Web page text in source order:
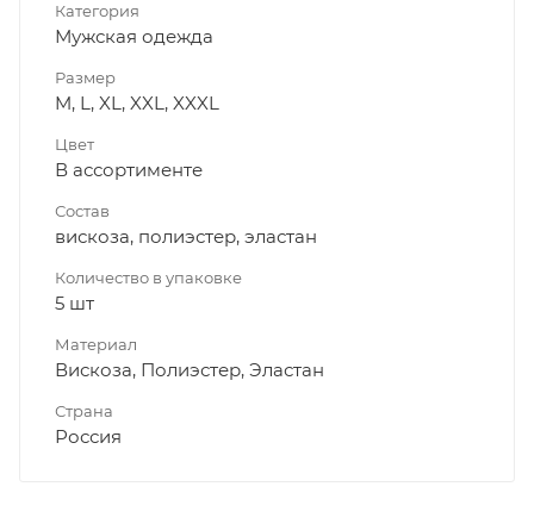
Категория
Мужская одежда
Размер
M, L, XL, XXL, XXXL
Цвет
В ассортименте
Состав
вискоза, полиэстер, эластан
Количество в упаковке
5 шт
Материал
Вискоза, Полиэстер, Эластан
Страна
Россия